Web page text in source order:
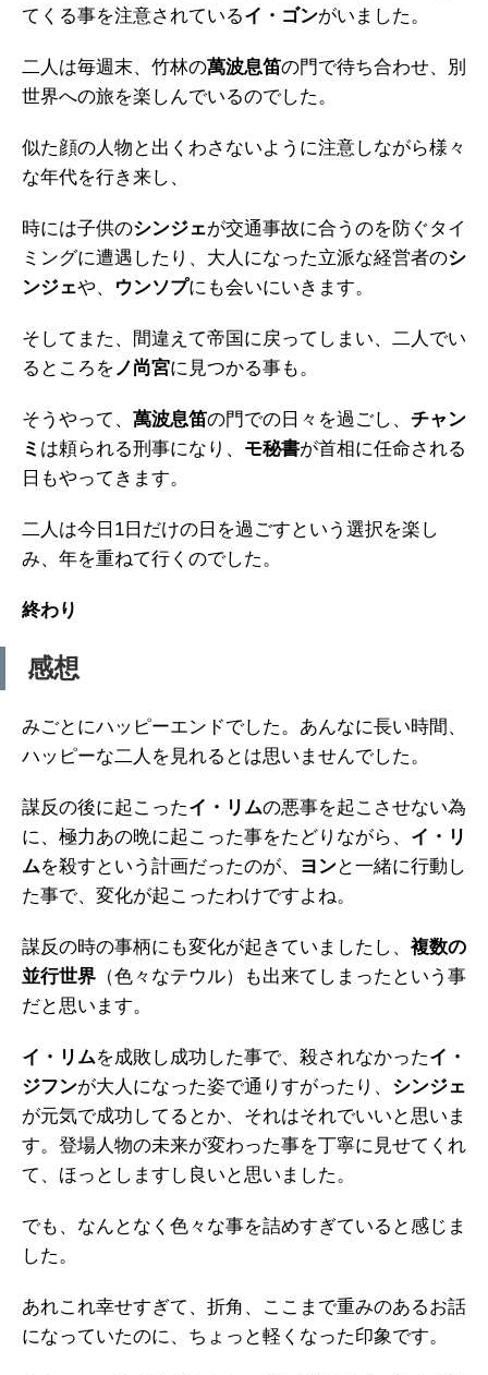
てくる事を注意されているイ・ゴンがいました。
二人は毎週末、竹林の萬波息笛の門で待ち合わせ、別
世界への旅を楽しんでいるのでした。
似た顔の人物と出くわさないように注意しながら様々
な年代を行き来し、
時には子供のシンジェが交通事故に合うのを防ぐタイ
ミングに遭遇したり、大人になった立派な経営者のシ
ンジェや、 ウンソプにも会いにいきます。
そしてまた、間違えて帝国に戻ってしまい、二人でい
るところをノ尚宮に見つかる事も。
そうやって、 萬波息笛の門での日々を過ごし、 チャン
ミ は頼られる刑事になり、 モ秘書が首相に任命される
日もやってきます。
二人は今日1日だけの日を過ごすという選択を楽し
み、年を重ねて行くのでした。
終わり
感想
みごとにハッピーエンドでした。あんなに長い時間、
ハッピーな二人を見れるとは思いませんでした。
謀反の後に起こったイ・リムの悪事を起こさせない為
に、極力あの晩に起こった事をたどりながら、 イ・リ
ムを殺すという計画だったのが、 ヨンと一緒に行動し
た事で、変化が起こったわけですよね。
謀反の時の事柄にも変化が起きていましたし、 複数の
並行世界 （色々なテウル）も出来てしまったという事
だと思います。
イ・リムを成敗し成功した事で、殺されなかったイ・
ジフンが大人になった姿で通りすがったり、 シンジェ
が元気で成功してるとか、それはそれでいいと思いま
す。登場人物の未来が変わった事を丁寧に見せてくれ
て、ほっとしますし良いと思いました。
でも、なんとなく色々な事を詰めすぎていると感じま
した。
あれこれ幸せすぎて、折角、ここまで重みのあるお話
になっていたのに、ちょっと軽くなった印象です。